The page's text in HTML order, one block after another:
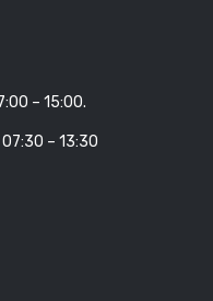
– 15:00.
– 13:30